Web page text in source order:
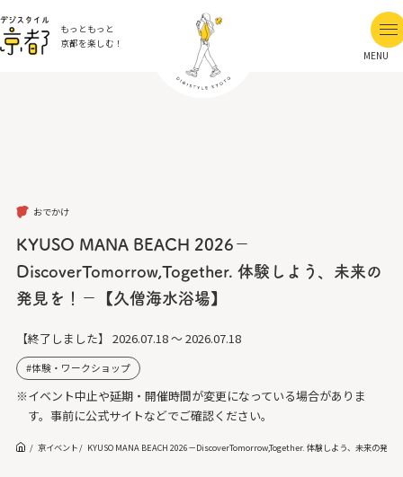
もっともっと
京都を楽しむ！
MENU
おでかけ
KYUSO MANA BEACH 2026－
DiscoverTomorrow,Together. 体験しよう、未来の
発見を！－【久僧海水浴場】
【終了しました】 2026.07.18 ～ 2026.07.18
体験・ワークショップ
※イベント中止や延期・開催時間が変更になっている場合がありま
す。事前に公式サイトなどでご確認ください。
京イベント KYUSO MANA BEACH 2026－DiscoverTomorrow,Together. 体験しよう、未来の発見